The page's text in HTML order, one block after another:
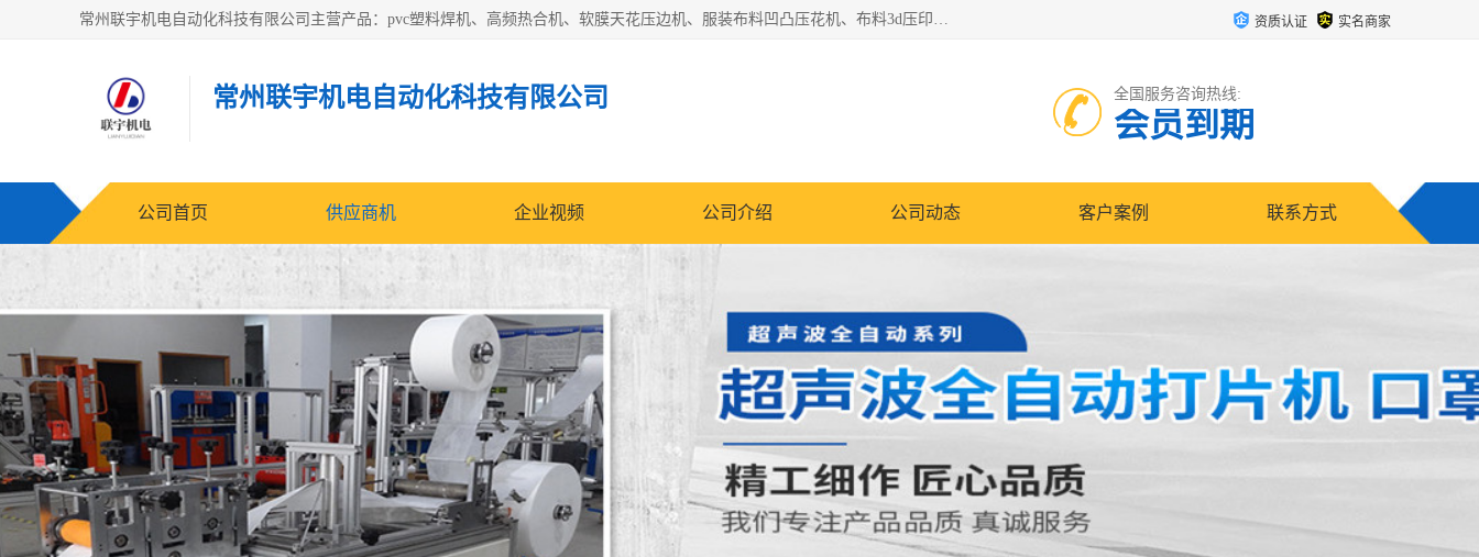
常州联宇机电自动化科技有限公司主营产品：pvc塑料焊机、高频热合机、软膜天花压边机、服装布料凹凸压花机、布料3d压印设备、服装植胶设备、超声波布料花边机、无纺布热合机、全自动压花机。 资质认证 实名商家
常州联宇机电自动化科技有限公司 全国服务咨询热线:
会员到期
公司首页 供应商机 企业视频 公司介绍 公司动态 客户案例 联系方式